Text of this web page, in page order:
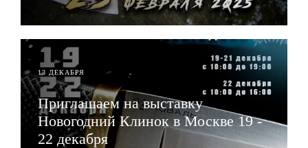
13 ДЕКАБРЯ
Приглашаем на выставку
Новогодний Клинок в Москве 19 -
22 декабря